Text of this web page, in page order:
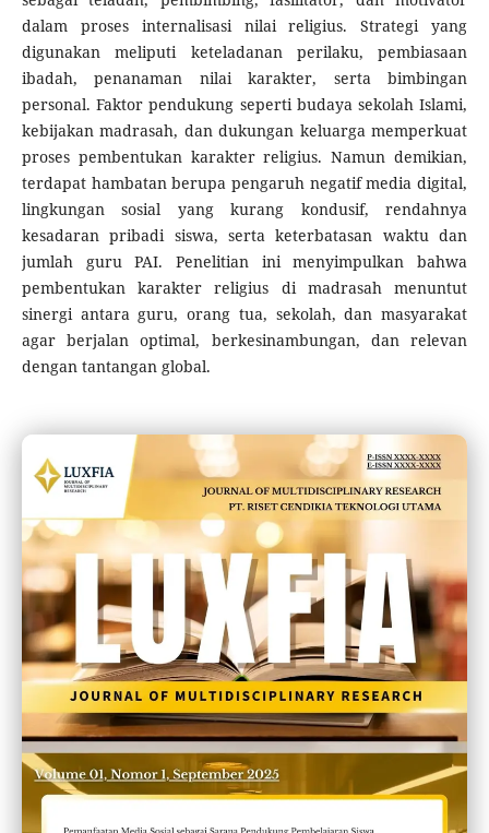
dalam proses internalisasi nilai religius. Strategi yang
digunakan meliputi keteladanan perilaku, pembiasaan
ibadah, penanaman nilai karakter, serta bimbingan
personal. Faktor pendukung seperti budaya sekolah Islami,
kebijakan madrasah, dan dukungan keluarga memperkuat
proses pembentukan karakter religius. Namun demikian,
terdapat hambatan berupa pengaruh negatif media digital,
lingkungan sosial yang kurang kondusif, rendahnya
kesadaran pribadi siswa, serta keterbatasan waktu dan
jumlah guru PAI. Penelitian ini menyimpulkan bahwa
pembentukan karakter religius di madrasah menuntut
sinergi antara guru, orang tua, sekolah, dan masyarakat
agar berjalan optimal, berkesinambungan, dan relevan
dengan tantangan global.